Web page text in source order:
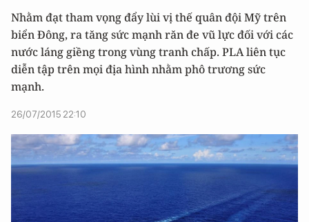
Nhằm đạt tham vọng đẩy lùi vị thế quân đội Mỹ trên
biển Đông, ra tăng sức mạnh răn đe vũ lực đối với các
nước láng giềng trong vùng tranh chấp. PLA liên tục
diễn tập trên mọi địa hình nhằm phô trương sức
mạnh.
26/07/2015 22:10